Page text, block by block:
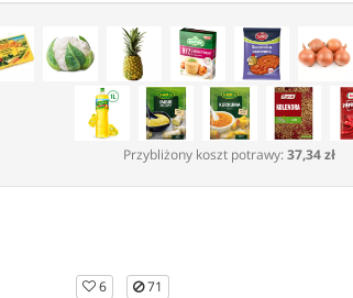
Przybliżony koszt potrawy:37,34 zł
6 71